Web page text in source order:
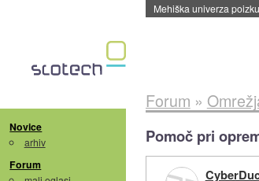
Mehiška univerza
Novice
arhiv
Forum
Forum »
Pomoč pri